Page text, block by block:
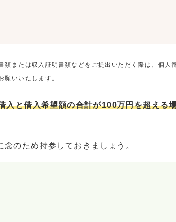
または収入証明書類などをご提出いただく際は、個人
願いいたします。
入と借入希望額の合計が100万円を超える
のため持参しておきましょう。